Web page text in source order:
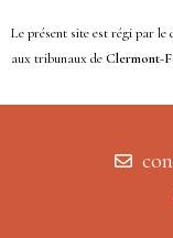
Le présent site est régi par le
aux tribunaux deClermont-